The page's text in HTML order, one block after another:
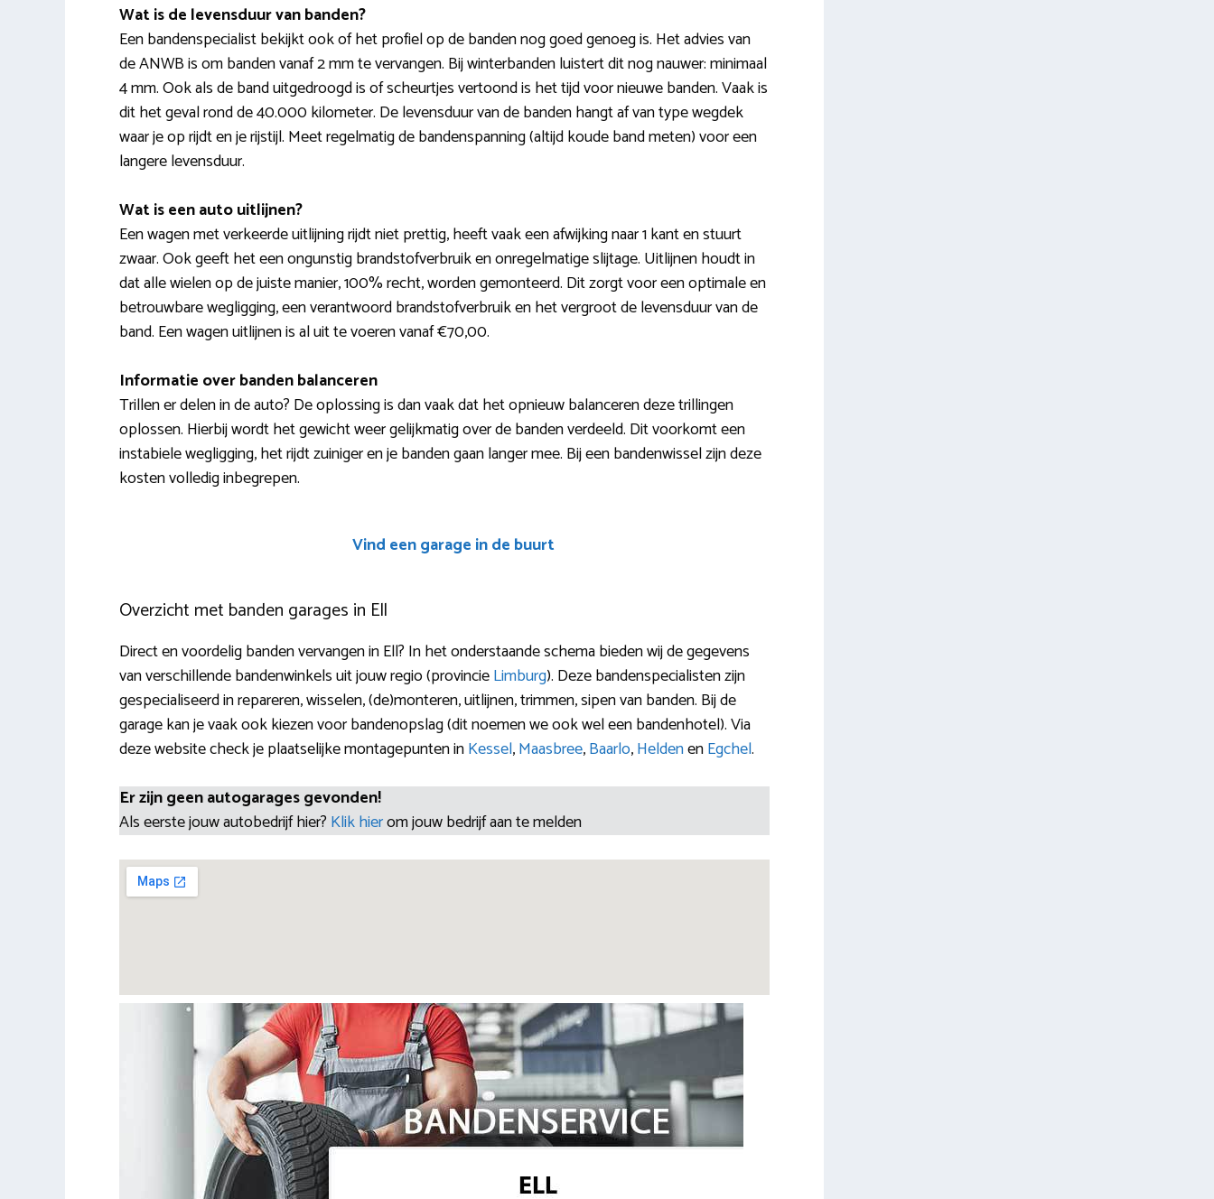
Wat is de levensduur van banden?
Een bandenspecialist bekijkt ook of het profiel op de banden nog goed genoeg is. Het advies van
de ANWB is om banden vanaf 2 mm te vervangen. Bij winterbanden luistert dit nog nauwer: minimaal
4 mm. Ook als de band uitgedroogd is of scheurtjes vertoond is het tijd voor nieuwe banden. Vaak is
dit het geval rond de 40.000 kilometer. De levensduur van de banden hangt af van type wegdek
waar je op rijdt en je rijstijl. Meet regelmatig de bandenspanning (altijd koude band meten) voor een
langere levensduur.
Wat is een auto uitlijnen?
Een wagen met verkeerde uitlijning rijdt niet prettig, heeft vaak een afwijking naar 1 kant en stuurt
zwaar. Ook geeft het een ongunstig brandstofverbruik en onregelmatige slijtage. Uitlijnen houdt in
dat alle wielen op de juiste manier, 100% recht, worden gemonteerd. Dit zorgt voor een optimale en
betrouwbare wegligging, een verantwoord brandstofverbruik en het vergroot de levensduur van de
band. Een wagen uitlijnen is al uit te voeren vanaf €70,00.
Informatie over banden balanceren
Trillen er delen in de auto? De oplossing is dan vaak dat het opnieuw balanceren deze trillingen
oplossen. Hierbij wordt het gewicht weer gelijkmatig over de banden verdeeld. Dit voorkomt een
instabiele wegligging, het rijdt zuiniger en je banden gaan langer mee. Bij een bandenwissel zijn deze
kosten volledig inbegrepen.
Vind een garage in de buurt
Overzicht met banden garages in Ell
Direct en voordelig banden vervangen in Ell? In het onderstaande schema bieden wij de gegevens
van verschillende bandenwinkels uit jouw regio (provincieLimburg). Deze bandenspecialisten zijn
gespecialiseerd in repareren, wisselen, (de)monteren, uitlijnen, trimmen, sipen van banden. Bij de
garage kan je vaak ook kiezen voor bandenopslag (dit noemen we ook wel een bandenhotel). Via
deze website check je plaatselijke montagepunten inKessel,Maasbree,Baarlo,HeldenenEgchel.
Er zijn geen autogarages gevonden!
Als eerste jouw autobedrijf hier? Klik hierom jouw bedrijf aan te melden